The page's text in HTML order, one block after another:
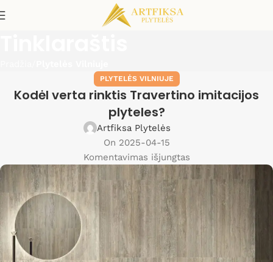
PLYTELĖS VILNIUJE
Kodėl verta rinktis Travertino imitacijos
plyteles?
Artfiksa Plytelės
On 2025-04-15
Komentavimas išjungtas